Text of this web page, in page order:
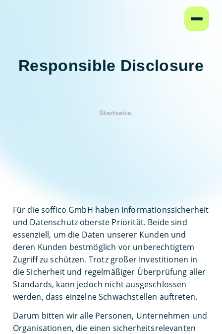
Responsible Disclosure
Startseite
Für die soffico GmbH haben Informationssicherheit
und Datenschutz oberste Priorität. Beide sind
essenziell, um die Daten unserer Kunden und
deren Kunden bestmöglich vor unberechtigtem
Zugriff zu schützen. Trotz großer Investitionen in
die Sicherheit und regelmäßiger Überprüfung aller
Standards, kann jedoch nicht ausgeschlossen
werden, dass einzelne Schwachstellen auftreten.
Darum bitten wir alle Personen, Unternehmen und
Organisationen, die einen sicherheitsrelevanten